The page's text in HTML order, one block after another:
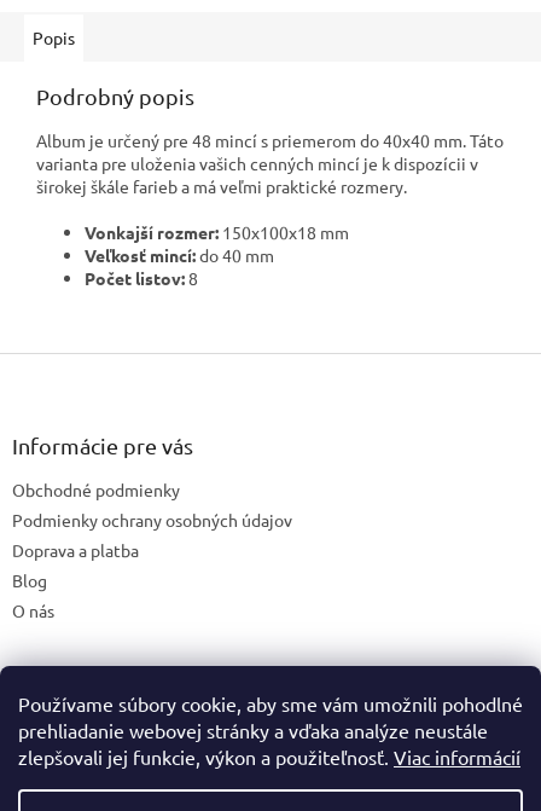
Používame súbory cookie, aby sme vám umožnili pohodlné
prehliadanie webovej stránky a vďaka analýze neustále
zlepšovali jej funkcie, výkon a použiteľnosť. Viac informácií
Popis
Podrobný popis
Album je určený pre 48 mincí s priemerom do 40x40 mm. Táto
varianta pre uloženia vašich cenných mincí je k dispozícii v
širokej škále farieb a má veľmi praktické rozmery.
Vonkajší rozmer: 150x100x18 mm
Veľkosť mincí:do 40 mm
Počet listov:8
Z
Informácie pre vás
Obchodné podmienky
Podmienky ochrany osobných údajov
Doprava a platba
Blog
O nás
České stránky